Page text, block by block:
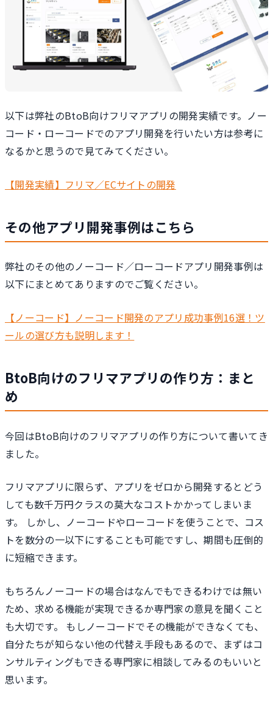
以下は弊社のBtoB向けフリマアプリの開発実績です。ノー
コード・ローコードでのアプリ開発を行いたい方は参考に
なるかと思うので見てみてください。
【開発実績】フリマ／ECサイトの開発
その他アプリ開発事例はこちら
弊社のその他のノーコード／ローコードアプリ開発事例は
以下にまとめてありますのでご覧ください。
【ノーコード】ノーコード開発のアプリ成功事例16選！ツ
ールの選び方も説明します！
BtoB向けのフリマアプリの作り方：まと
め
今回はBtoB向けのフリマアプリの作り方について書いてき
ました。
フリマアプリに限らず、アプリをゼロから開発するとどう
しても数千万円クラスの莫大なコストかかってしまいま
す。 しかし、ノーコードやローコードを使うことで、コス
トを数分の一以下にすることも可能ですし、期間も圧倒的
に短縮できます。
もちろんノーコードの場合はなんでもできるわけでは無い
ため、求める機能が実現できるか専門家の意見を聞くこと
も大切です。 もしノーコードでその機能ができなくても、
自分たちが知らない他の代替え手段もあるので、まずはコ
ンサルティングもできる専門家に相談してみるのもいいと
思います。